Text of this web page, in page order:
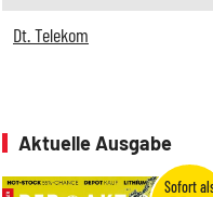
Dt. Telekom
Aktuelle Ausgabe